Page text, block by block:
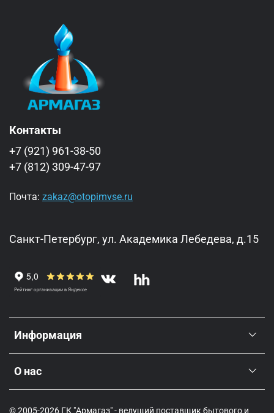
Информация
О нас
Контакты
+7 (921) 961-38-50
+7 (812) 309-47-97
Почта: zakaz@otopimvse.ru
Санкт-Петербург, ул. Академика Лебедева, д.15
© 2005-2026 ГК "Армагаз" - ведущий поставщик бытового и